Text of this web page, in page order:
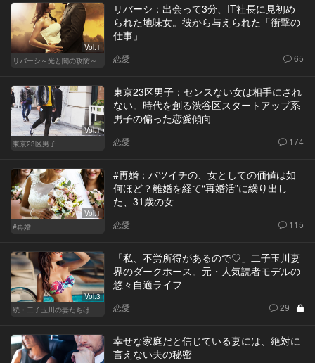
Vol.1
リバーシ～光と闇の攻防～
リバーシ：出会って3分、IT社長に見初め
られた地味女。彼から与えられた「衝撃の
仕事」
恋愛 65
Vol.1
東京23区男子
東京23区男子：センスない女は相手にされ
ない。時代を創る渋谷区スタートアップ系
男子の偏った恋愛傾向
恋愛 174
Vol.1
#再婚
#再婚：バツイチの、女としての価値は如
何ほど？離婚を経て“再婚活”に繰り出し
た、31歳の女
恋愛 115
Vol.3
続・二子玉川の妻たちは
「私、不労所得があるので♡」二子玉川妻
界のダークホース。元・人気読者モデルの
悠々自適ライフ
恋愛 29
幸せな家庭だと信じている妻には、絶対に
言えない夫の秘密